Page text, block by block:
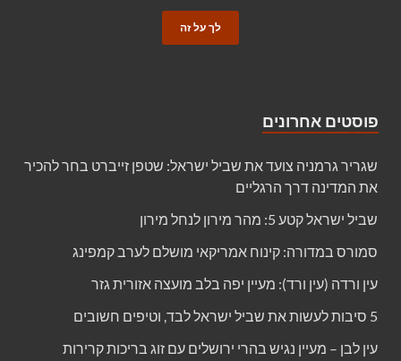
פוסטים אחרונים
שגריר גרמניה צועד את שביל ישראל: שטפן זייברט בחר להכיר
את המדינה דרך הרגליים
שביל ישראל קטע 5: מהר מירון לנחל מירון
סמורס במדורה: קינוח אמריקאי מושלם לערב קמפינג
עין ורדה (עין ורד): מעיין יפה בלב מועצה אזורית גזר
5 סיבות לעשות את שביל ישראל לבד, וטיפים חשובים
עין לבן – מעיין נגיש בהרי ירושלים עם זוג בריכות קרירות